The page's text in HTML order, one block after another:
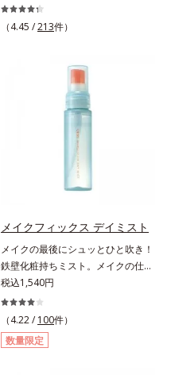
じシリーズの、お風呂で美しいツヤ
髪を叶えるスペシャルヘアマスクで
修成分(*1)が髪の内部まで浸透。さ
らに毛髪保護成分がダメージを受け
ている部位に吸着して、キューティ
クル表面をリペア。髪の内外にアプ
ローチして、乾燥などの外的刺激か
ら守り抜き、ダメージ(*2)を立て直
し(*3)ます。お風呂でシャンプー後
に適量を髪になじませ、置き時間は
軽さで、毛先までするんっとまとま
おうツヤ髪を叶えます。*1 毛髪補
修成分（イソステアリン酸、イソス
テアロイル加水分解コラーゲン、イ
ソステアロイル加水分解シルク、ス
フィンゴ糖脂質、トコフェロール、
グリセリン、糖脂質、BG、イソス
（4.45 /213件）
メイクフィックス デイミスト
メイクの最後にシュッとひと吹き！
鉄壁化粧持ちミスト。メイクの仕上
げにシュッとひと吹き。肌とメイク
の密着感をピタッと高め、メイクく
ずれを防ぎ、化粧持ちをアップさせ
るミストタイプの化粧水です。くず
れ防止成分(*1)を含む層と美容成分
税込1,540円
（4.22 / 100件）
数量限定